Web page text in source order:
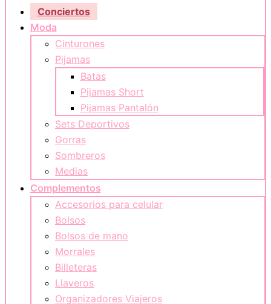
Conciertos
Moda
Cinturones
Pijamas
Batas
Pijamas Short
Pijamas Pantalón
Sets Deportivos
Gorras
Sombreros
Medias
Complementos
Accesorios para celular
Bolsos
Bolsos de mano
Morrales
Billeteras
Llaveros
Organizadores Viajeros